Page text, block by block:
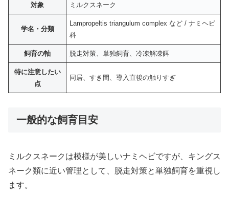
対象 ミルクスネーク
学名・分類
Lampropeltis triangulum complex など / ナミヘビ
科
飼育の軸 脱走対策、単独飼育、冷凍解凍餌
特に注意したい
点
同居、すき間、導入直後の触りすぎ
一般的な飼育目安
ミルクスネークは模様が美しいナミヘビですが、キングス
ネーク類に近い管理として、脱走対策と単独飼育を重視し
ます。